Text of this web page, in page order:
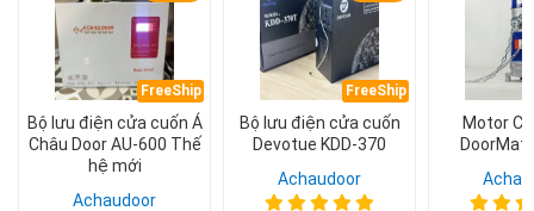
FreeShip
Bộ lưu điện cửa cuốn Á
Châu Door AU-600 Thế
hệ mới
Achaudoor
FreeShip
Bộ lưu điện cửa cuốn
Devotue KDD-370
Achaudoor
Motor